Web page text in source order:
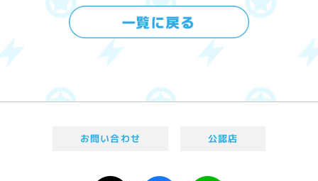
お問い合わせ 公認店